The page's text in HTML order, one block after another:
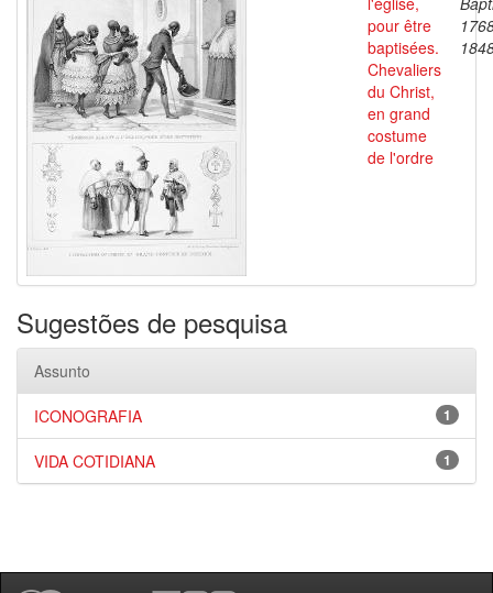
pour être
baptisées.
Chevaliers
du Christ,
en grand
costume
de l'ordre
Sugestões de pesquisa
Assunto
1
ICONOGRAFIA
1
VIDA COTIDIANA